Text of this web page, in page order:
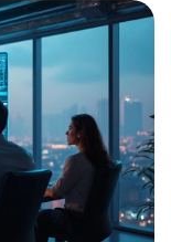
интерфейсов,
и секретах
в этих
разработки.